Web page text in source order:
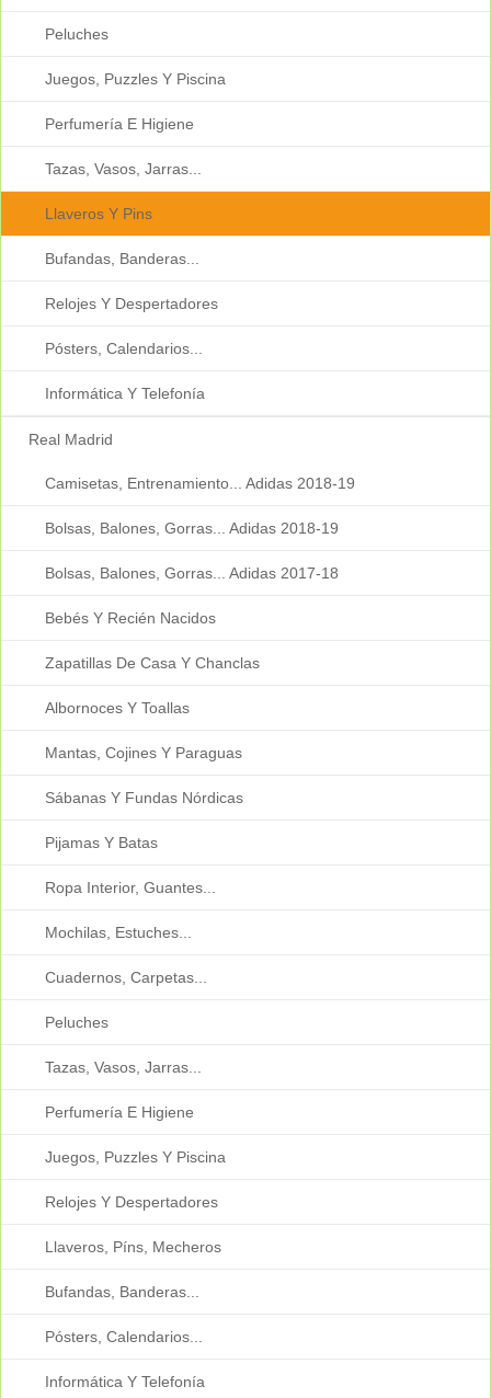
Peluches
Juegos, Puzzles Y Piscina
Perfumería E Higiene
Tazas, Vasos, Jarras...
Llaveros Y Pins
Bufandas, Banderas...
Relojes Y Despertadores
Pósters, Calendarios...
Informática Y Telefonía
Real Madrid
Camisetas, Entrenamiento... Adidas 2018-19
Bolsas, Balones, Gorras... Adidas 2018-19
Bolsas, Balones, Gorras... Adidas 2017-18
Bebés Y Recién Nacidos
Zapatillas De Casa Y Chanclas
Albornoces Y Toallas
Mantas, Cojines Y Paraguas
Sábanas Y Fundas Nórdicas
Pijamas Y Batas
Ropa Interior, Guantes...
Mochilas, Estuches...
Cuadernos, Carpetas...
Peluches
Tazas, Vasos, Jarras...
Perfumería E Higiene
Juegos, Puzzles Y Piscina
Relojes Y Despertadores
Llaveros, Píns, Mecheros
Bufandas, Banderas...
Pósters, Calendarios...
Informática Y Telefonía